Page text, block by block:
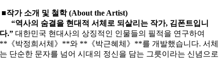
■작가 소개 및 철학 (About the Artist)
“역사의 숨결을 현대적 서체로 되살리는 작가, 김폰트입니
다.” 대한민국 현대사의 상징적인 인물들의 필적을 연구하여
**《박정희서체》**와 **《박근혜체》**를 개발했습니다. 서체
는 단순한 문자를 넘어 시대의 정신을 담는 그릇이라는 신념으로